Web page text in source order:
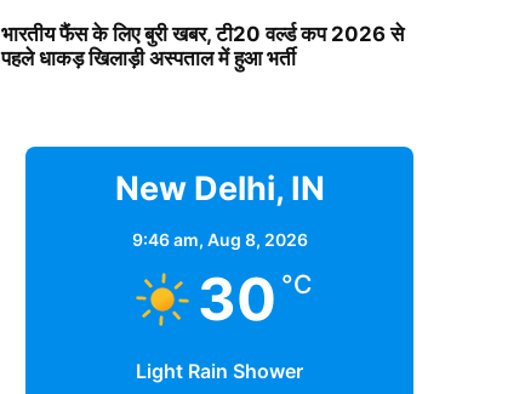
भारतीय फैंस के लिए बुरी खबर, टी20 वर्ल्ड कप 2026 से
पहले धाकड़ खिलाड़ी अस्पताल में हुआ भर्ती
New Delhi, IN
9:46 am, Aug 8, 2026
30 °C
Light Rain Shower